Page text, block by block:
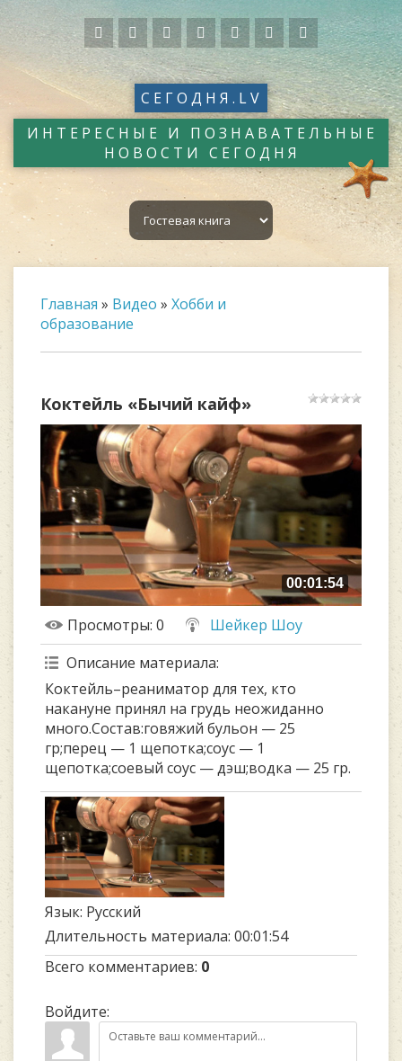
СЕГОДНЯ.LV
ИНТЕРЕСНЫЕ И ПОЗНАВАТЕЛЬНЫЕ
НОВОСТИ СЕГОДНЯ
Главная » Видео » Хобби и
образование
Коктейль «Бычий кайф»
00:01:54
Просмотры: 0
Шейкер Шоу
Описание материала:
Коктейль–реаниматор для тех, кто
накануне принял на грудь неожиданно
много.Состав:говяжий бульон — 25
гр;перец — 1 щепотка;соус — 1
щепотка;соевый соус — дэш;водка — 25 гр.
Язык: Русский
Длительность материала: 00:01:54
Всего комментариев: 0
Войдите: